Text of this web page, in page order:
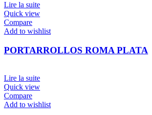
Lire la suite
Quick view
Compare
Add to wishlist
PORTARROLLOS ROMA PLATA
Lire la suite
Quick view
Compare
Add to wishlist